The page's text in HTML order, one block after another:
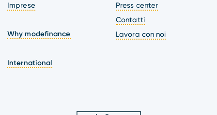
Imprese
Why modefinance
International
Press center
Contatti
Lavora con noi